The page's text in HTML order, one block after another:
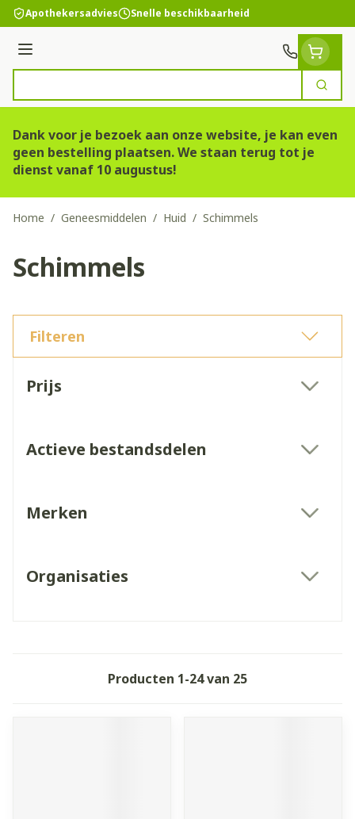
Ga naar de inhoud
Apothekersadvies Snelle beschikbaarheid
Menu
Zoek
Dank voor je bezoek aan onze website, je kan even
geen bestelling plaatsen. We staan terug tot je
dienst vanaf 10 augustus!
Home / Geneesmiddelen / Huid / Schimmels
Schimmels
Filteren
Prijs
Actieve bestandsdelen
Merken
Organisaties
Producten 1-24van 25